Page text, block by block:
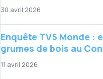
30 avril 2026
Enquête TV5 Monde :
grumes de bois au
11 avril 2026